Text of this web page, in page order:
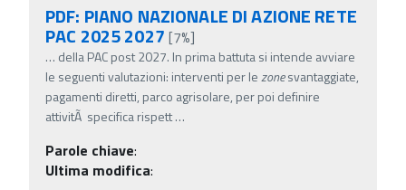
PDF: PIANO NAZIONALE DI AZIONE RETE
PAC 2025 2027 [7%]
… della PAC post 2027. In prima battuta si intende avviare
le seguenti valutazioni: interventi per lezonesvantaggiate,
pagamenti diretti, parco agrisolare, per poi definire
attivitÃ specifica rispett…
Parole chiave:
Ultima modifica: